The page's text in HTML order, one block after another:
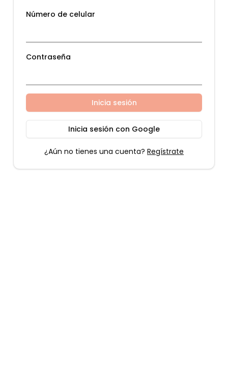
Número de celular
Contraseña
Inicia sesión
Inicia sesión con Google
¿Aún no tienes una cuenta? Regístrate